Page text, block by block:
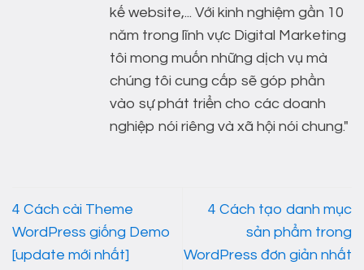
kế website,... Với kinh nghiệm gần 10
năm trong lĩnh vực Digital Marketing
tôi mong muốn những dịch vụ mà
chúng tôi cung cấp sẽ góp phần
vào sự phát triển cho các doanh
nghiệp nói riêng và xã hội nói chung."
4 Cách cài Theme
WordPress giống Demo
[update mới nhất]
4 Cách tạo danh mục
sản phẩm trong
WordPress đơn giản nhất